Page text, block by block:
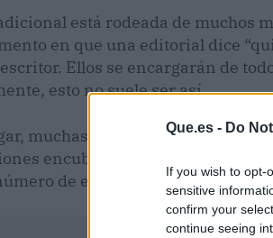
Que.es - Do
If you wish to opt-
sensitive
confirm your
continue seeing
está rodeada de muchos
en que una editorial dice
Ellos se encargarán de
esto no suele ser así.
muchas editoriales que dicen
encubiertas: obligan al autor,
de ejemplares, con los que